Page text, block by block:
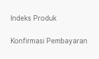
Indeks Produk
Konfirmasi Pembayaran